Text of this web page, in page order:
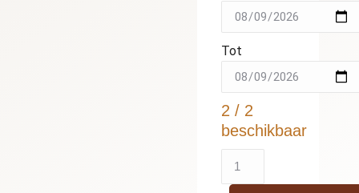
Tot
2 / 2
beschikbaar